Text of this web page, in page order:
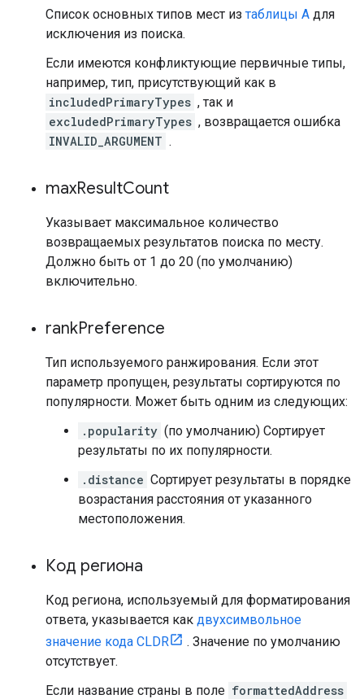
Список основных типов мест из таблицы А для
исключения из поиска.
Если имеются конфликтующие первичные типы,
например, тип, присутствующий как в
includedPrimaryTypes , так и
excludedPrimaryTypes , возвращается ошибка
INVALID_ARGUMENT .
maxResultCount
Указывает максимальное количество
возвращаемых результатов поиска по месту.
Должно быть от 1 до 20 (по умолчанию)
включительно.
rankPreference
Тип используемого ранжирования. Если этот
параметр пропущен, результаты сортируются по
популярности. Может быть одним из следующих:
.popularity (по умолчанию) Сортирует
результаты по их популярности.
.distance Сортирует результаты в порядке
возрастания расстояния от указанного
местоположения.
Код региона
Код региона, используемый для форматирования
ответа, указывается как двухсимвольное
значение кода CLDR
. Значение по умолчанию
отсутствует.
Если название страны в поле formattedAddress